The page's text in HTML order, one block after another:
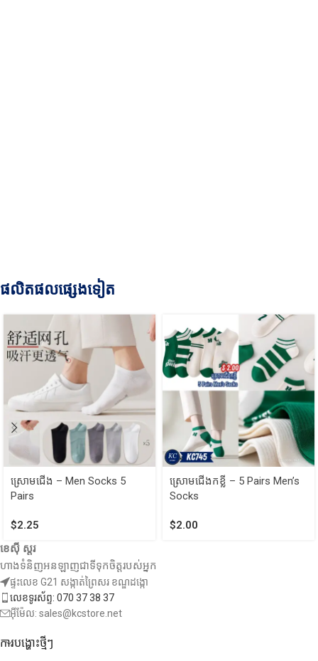
ផលិតផលផ្សេងទៀត
ស្រោមជើង – Men Socks 5
Pairs
$2.25
ស្រោមជើងកខ្លី – 5 Pairs Men’s
Socks
$2.00
ខេស៊ី ស្តរ
ហាងទំនិញអនឡាញជាទីទុកចិត្តរបស់អ្នក
ផ្ទះលេខ G21 សង្កាត់ព្រៃសរ ខណ្ឌដង្កោ
លេខទូរស័ព្ទ: 070 37 38 37
អ៊ីម៉ែល: sales@kcstore.net
ការបង្ហោះថ្មីៗ